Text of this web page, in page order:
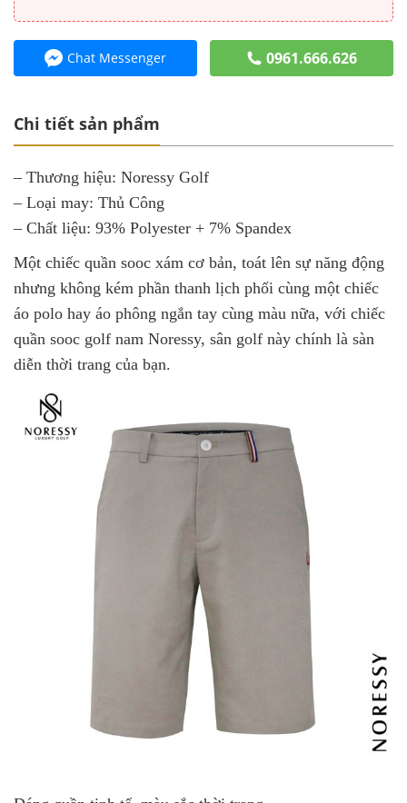
Chat Messenger 0961.666.626
Chi tiết sản phẩm
– Thương hiệu: Noressy Golf
– Loại may: Thủ Công
– Chất liệu: 93% Polyester + 7% Spandex
Một chiếc quần sooc xám cơ bản, toát lên sự năng động
nhưng không kém phần thanh lịch phối cùng một chiếc
áo polo hay áo phông ngắn tay cùng màu nữa, với chiếc
quần sooc golf nam Noressy, sân golf này chính là sàn
diễn thời trang của bạn.